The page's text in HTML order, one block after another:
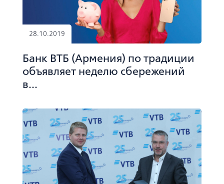
28.10.2019
Банк ВТБ (Армения) по традиции
объявляет неделю сбережений
в...